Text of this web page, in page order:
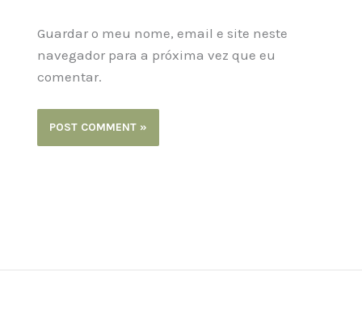
Guardar o meu nome, email e site neste
navegador para a próxima vez que eu
comentar.